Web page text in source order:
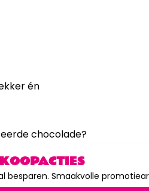
én
chocolade?
besparen. Smaakvolle